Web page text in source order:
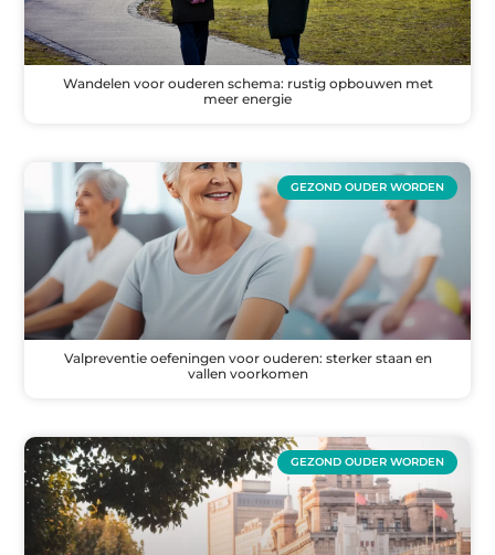
Wandelen voor ouderen schema: rustig opbouwen met
meer energie
GEZOND OUDER WORDEN
Valpreventie oefeningen voor ouderen: sterker staan en
vallen voorkomen
GEZOND OUDER WORDEN